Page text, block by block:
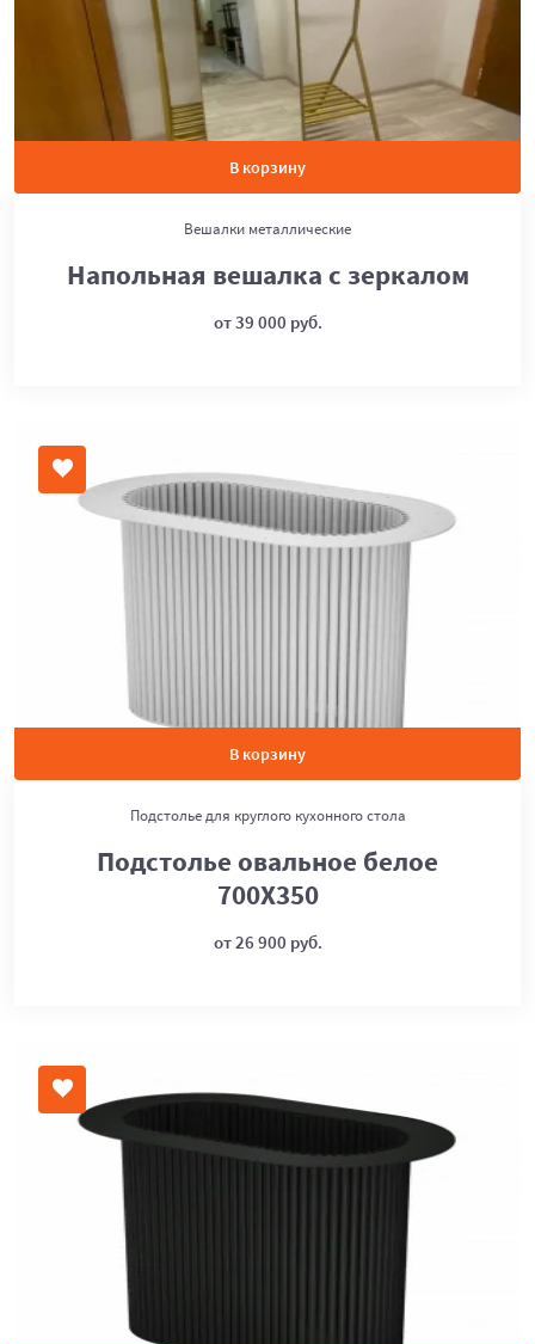
В корзину
Вешалки металлические
Напольная вешалка с зеркалом
от 39 000 руб.
В корзину
Подстолье для круглого кухонного стола
Подстолье овальное белое
700Х350
от 26 900 руб.